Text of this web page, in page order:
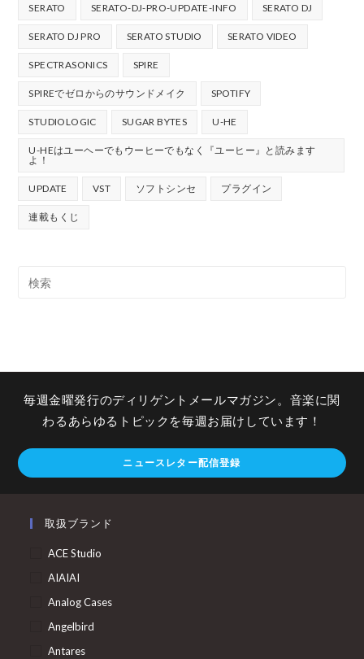
SERATO SERATO-DJ-PRO-UPDATE-INFO SERATO DJ
SERATO DJ PRO SERATO STUDIO SERATO VIDEO
SPECTRASONICS SPIRE
SPIREでゼロからのサウンドメイク SPOTIFY
STUDIOLOGIC SUGAR BYTES U-HE
U-HEはユーヘーでもウーヒーでもなく『ユーヒー』と読みます
よ！
UPDATE VST ソフトシンセ プラグイン
連載もくじ
毎週金曜発行のディリゲントメールマガジン。音楽に関
わるあらゆるトピックを毎週お届けしています！
ニュースレター配信登録
取扱ブランド
ACE Studio
AIAIAI
Analog Cases
Angelbird
Antares